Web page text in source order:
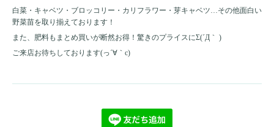
白菜・キャベツ・ブロッコリー・カリフラワー・芽キャベツ…その他面白い
野菜苗を取り揃えております！
また、肥料もまとめ買いが断然お得！驚きのプライスにΣ(´Д｀ )
ご来店お待ちしております(っ´∀｀c)